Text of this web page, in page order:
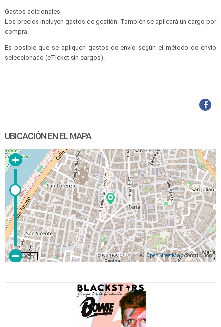
Gastos adicionales
Los precios incluyen gastos de gestión. También se aplicará un cargo por
compra.
Es posible que se apliquen gastos de envío según el método de envío
seleccionado (eTicket sin cargos).
UBICACIÓN EN EL MAPA
© OpenStreetMapcontributors
200 m